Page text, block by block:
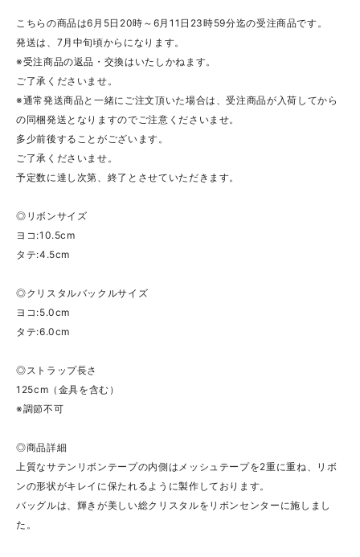
こちらの商品は6月5日20時～6月11日23時59分迄の受注商品です。
発送は、7月中旬頃からになります。
※受注商品の返品・交換はいたしかねます。
ご了承くださいませ。
※通常発送商品と一緒にご注文頂いた場合は、受注商品が入荷してから
の同梱発送となりますのでご注意くださいませ。
多少前後することがございます。
ご了承くださいませ。
予定数に達し次第、終了とさせていただきます。
◎リボンサイズ
ヨコ:10.5cm
タテ:4.5cm
◎クリスタルバックルサイズ
ヨコ:5.0cm
タテ:6.0cm
◎ストラップ長さ
125cm（金具を含む）
※調節不可
◎商品詳細
上質なサテンリボンテープの内側はメッシュテープを2重に重ね、リボ
ンの形状がキレイに保たれるように製作しております。
バッグルは、輝きが美しい総クリスタルをリボンセンターに施しまし
た。